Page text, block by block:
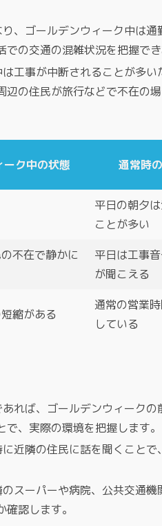
、ゴールデンウィーク中は
での交通の混雑状況を把握で
工事が中断されることが多
辺の住民が旅行などで不在の
ーク中の状態 通常時
平日の朝夕
ことが多い
不在で静かに
平日は工事
が聞こえる
縮がある
通常の営業
している
れば、ゴールデンウィーク
、実際の環境を把握します。
近隣の住民に話を聞くこと
スーパーや病院、公共交通
認します。